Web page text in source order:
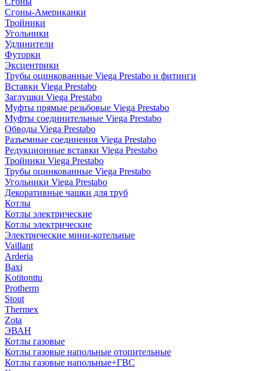
Сгоны-Американки
Тройники
Угольники
Удлинители
Футорки
Эксцентрики
Трубы оцинкованные Viega Prestabo и фитинги
Вставки Viega Prestabo
Заглушки Viega Prestabo
Муфты прямые резьбовые Viega Prestabo
Муфты соединительные Viega Prestabo
Обводы Viega Prestabo
Разъемные соединения Viega Prestabo
Редукционные вставки Viega Prestabo
Тройники Viega Prestabo
Трубы оцинкованные Viega Prestabo
Угольники Viega Prestabo
Декоративные чашки для труб
Котлы
Котлы электрические
Котлы электрические
Электрические мини-котельные
Vaillant
Arderia
Baxi
Kotitonttu
Protherm
Stout
Thermex
Zota
ЭВАН
Котлы газовые
Котлы газовые напольные отопительные
Котлы газовые напольные+ГВС